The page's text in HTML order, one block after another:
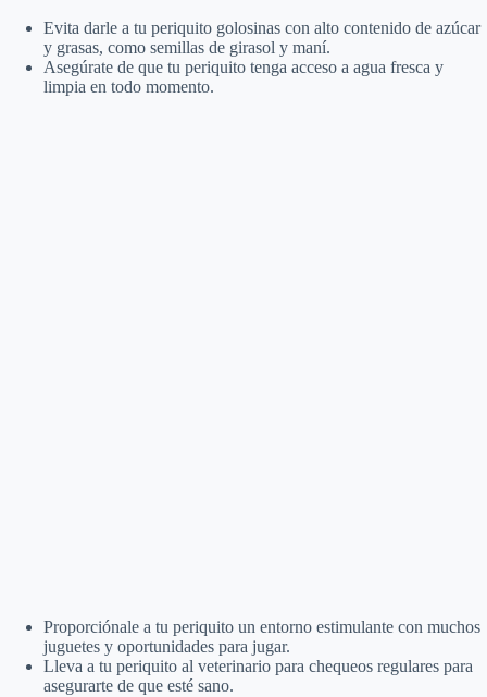
Evita darle a tu periquito golosinas con alto contenido de azúcar
y grasas, como semillas de girasol y maní.
Asegúrate de que tu periquito tenga acceso a agua fresca y
limpia en todo momento.
Proporciónale a tu periquito un entorno estimulante con muchos
juguetes y oportunidades para jugar.
Lleva a tu periquito al veterinario para chequeos regulares para
asegurarte de que esté sano.